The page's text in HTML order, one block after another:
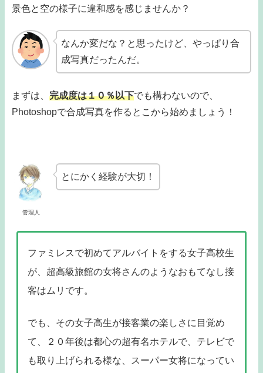
景色と空の様子に違和感を感じませんか？
なんか変だな？と思ったけど、やっぱり合
成写真だったんだ。
まずは、 完成度は１０％以下でも構わないので、
Photoshopで合成写真を作るとこから始めましょう！
管理人
とにかく経験が大切！
ファミレスで初めてアルバイトをする女子高校生
が、超高級旅館の女将さんのようなおもてなし接
客はムリです。
でも、その女子高生が接客業の楽しさに目覚め
て、２０年後は都心の超有名ホテルで、テレビで
も取り上げられる様な、スーパー女将になってい